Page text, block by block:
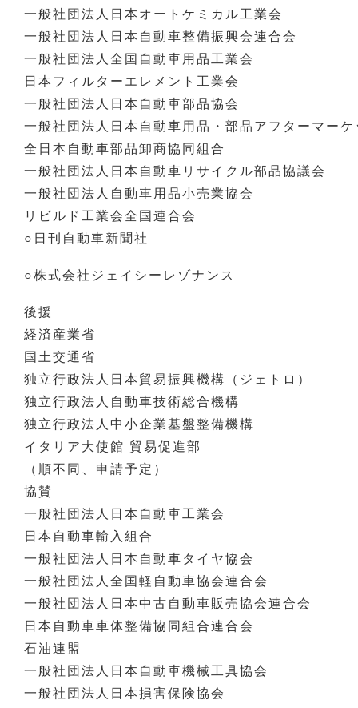
一般社団法人日本オートケミカル工業会
一般社団法人日本自動車整備振興会連合会
一般社団法人全国自動車用品工業会
日本フィルターエレメント工業会
一般社団法人日本自動車部品協会
一般社団法人日本自動車用品・部品アフターマー
全日本自動車部品卸商協同組合
一般社団法人日本自動車リサイクル部品協議会
一般社団法人自動車用品小売業協会
リビルド工業会全国連合会
○日刊自動車新聞社
○株式会社ジェイシーレゾナンス
後援
経済産業省
国土交通省
独立行政法人日本貿易振興機構（ジェトロ）
独立行政法人自動車技術総合機構
独立行政法人中小企業基盤整備機構
イタリア大使館 貿易促進部
（順不同、申請予定）
協賛
一般社団法人日本自動車工業会
日本自動車輸入組合
一般社団法人日本自動車タイヤ協会
一般社団法人全国軽自動車協会連合会
一般社団法人日本中古自動車販売協会連合会
日本自動車車体整備協同組合連合会
石油連盟
一般社団法人日本自動車機械工具協会
一般社団法人日本損害保険協会